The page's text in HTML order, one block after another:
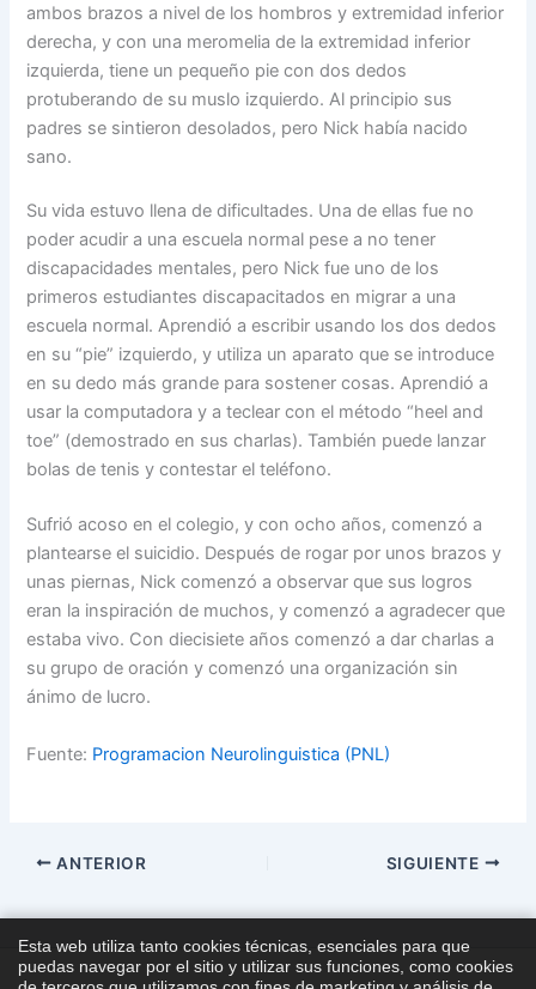
ambos brazos a nivel de los hombros y extremidad inferior
derecha, y con una meromelia de la extremidad inferior
izquierda, tiene un pequeño pie con dos dedos
protuberando de su muslo izquierdo. Al principio sus
padres se sintieron desolados, pero Nick había nacido
sano.
Su vida estuvo llena de dificultades. Una de ellas fue no
poder acudir a una escuela normal pese a no tener
discapacidades mentales, pero Nick fue uno de los
primeros estudiantes discapacitados en migrar a una
escuela normal. Aprendió a escribir usando los dos dedos
en su “pie” izquierdo, y utiliza un aparato que se introduce
en su dedo más grande para sostener cosas. Aprendió a
usar la computadora y a teclear con el método “heel and
toe” (demostrado en sus charlas). También puede lanzar
bolas de tenis y contestar el teléfono.
Sufrió acoso en el colegio, y con ocho años, comenzó a
plantearse el suicidio. Después de rogar por unos brazos y
unas piernas, Nick comenzó a observar que sus logros
eran la inspiración de muchos, y comenzó a agradecer que
estaba vivo. Con diecisiete años comenzó a dar charlas a
su grupo de oración y comenzó una organización sin
ánimo de lucro.
Fuente: Programacion Neurolinguistica (PNL)
ANTERIOR SIGUIENTE
Esta web utiliza tanto cookies técnicas, esenciales para que
puedas navegar por el sitio y utilizar sus funciones, como cookies